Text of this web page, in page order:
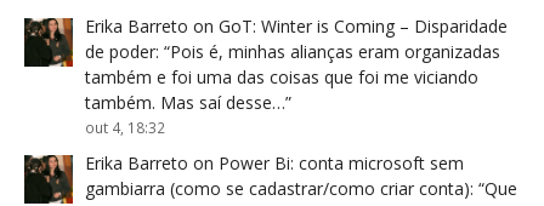
Erika Barreto on GoT: Winter is Coming – Disparidade
de poder: “Pois é, minhas alianças eram organizadas
também e foi uma das coisas que foi me viciando
também. Mas saí desse…”
out 4, 18:32
Erika Barreto on Power Bi: conta microsoft sem
gambiarra (como se cadastrar/como criar conta): “Que